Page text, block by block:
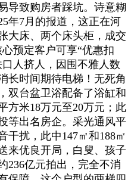
导致购房者踩坑。诗意糊
年7月的报道，这正在河
大床、两个床头柜，成交
预定客户可享“优惠扣
人挤人，因围不雅人数
长时间期待电梯！无死角
双台盆卫浴配备了浴缸和
方米18万元至20万元；此
等出名房企。采光通风平
干扰，此中147㎡和188㎡
来优良开局，白叟、孩子
236亿元拍出，完全不消